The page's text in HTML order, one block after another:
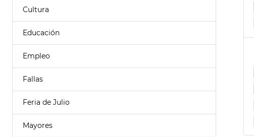
Cultura
Educación
Empleo
Fallas
Feria de Julio
Mayores